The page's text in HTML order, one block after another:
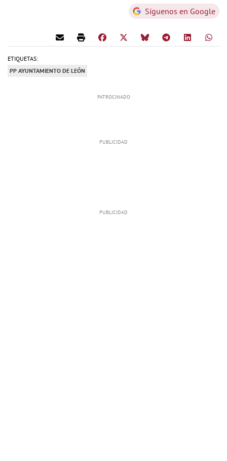
Síguenos en Google
ETIQUETAS:
PP AYUNTAMIENTO DE LEÓN